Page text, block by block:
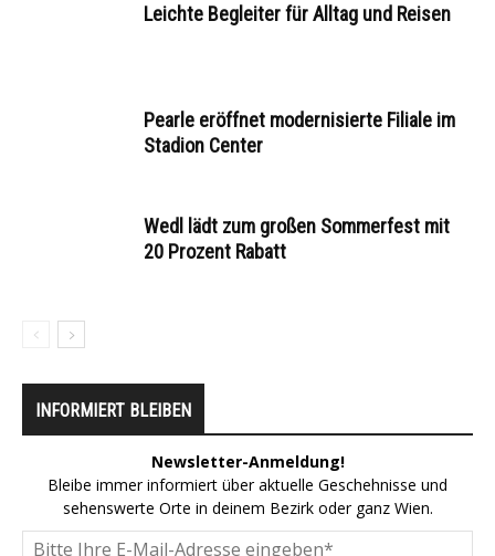
Leichte Begleiter für Alltag und Reisen
Pearle eröffnet modernisierte Filiale im
Stadion Center
Wedl lädt zum großen Sommerfest mit
20 Prozent Rabatt
INFORMIERT BLEIBEN
Newsletter-Anmeldung!
Bleibe immer informiert über aktuelle Geschehnisse und
sehenswerte Orte in deinem Bezirk oder ganz Wien.